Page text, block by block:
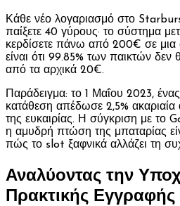
Κάθε νέο λογαριασμό στο
παίξετε 40 γύρους· το σύστημα
κερδίσετε πάνω από 200€ σε μια
είναι ότι 99.85% των παικτών δεν
από τα αρχικά 20€.
Παράδειγμα: το 1 Μαΐου 2023,
κατάθεση απέδωσε 2,5%
της ευκαιρίας. Η σύγκριση με το
η αμυδρή πτώση της μπαταρίας
πώς το slot ξαφνικά αλλάζει τη
Αναλύοντας την
Πρακτικής Εγγραφής